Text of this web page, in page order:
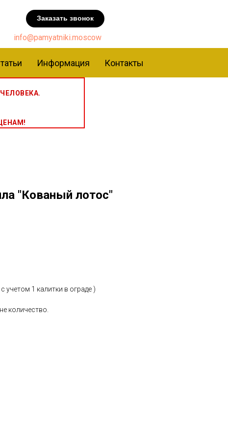
info@pamyatniki.moscow
Заказать звонок
Информация Контакты
"Кованый лотос"
учетом 1 калитки в ограде )
количество.